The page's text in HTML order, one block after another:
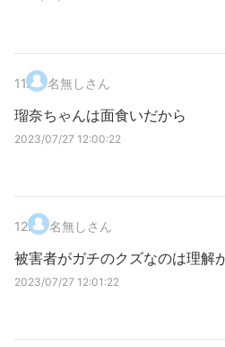
11. 名無しさん
瑠奈ちゃんは面食いだから
2023/07/27 12:00:22
12. 名無しさん
被害者がガチのクズなのは理解
2023/07/27 12:01:22